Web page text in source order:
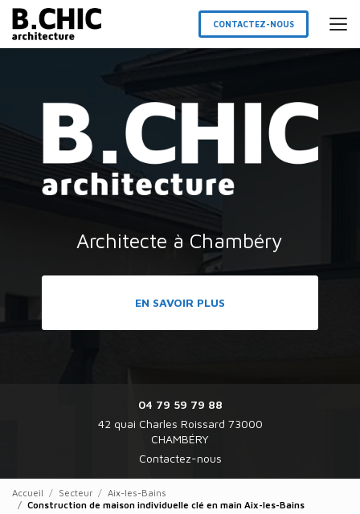
Aller
contenu
CONTACTEZ-NOUS
Architecte à Chambéry
EN SAVOIR PLUS
04 79 59 79 88
42 quai Charles Roissard 73000
CHAMBÉRY
Contactez-nous
Accueil Secteur
Aix-les-Bains
Construction de maison individuelle clé en main Aix-les-Bains